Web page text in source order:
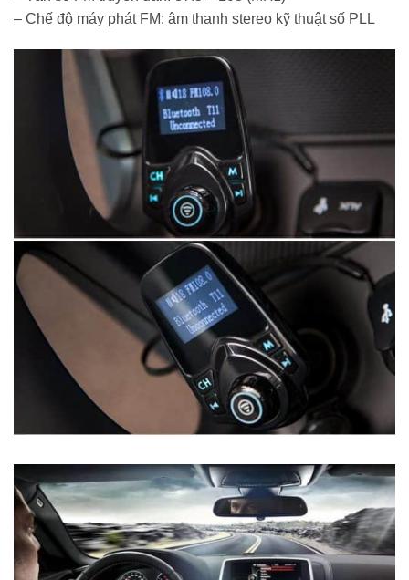
– Chế độ máy phát FM: âm thanh stereo kỹ thuật số PLL